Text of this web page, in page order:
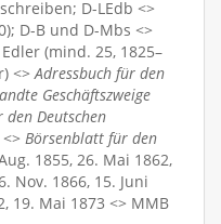
D-LEdb <>
D-B und D-Mbs <>
(mind. 25, 1825–
<>Adressbuch für den
Geschäftszweige
den Deutschen
Börsenblatt für den
1855, 26. Mai 1862,
Nov. 1866, 15. Juni
19. Mai 1873 <> MMB